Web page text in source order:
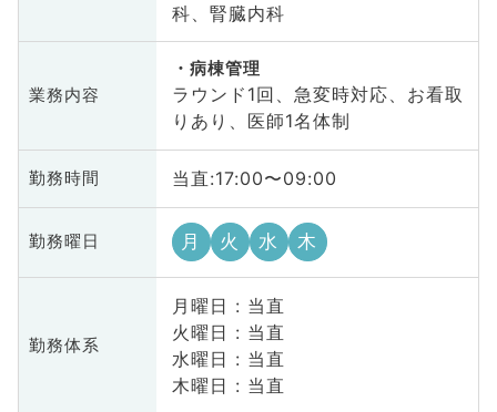
科、腎臓内科
業務内容
病棟管理
ラウンド1回、急変時対応、お看取
りあり、医師1名体制
勤務時間 当直:17:00〜09:00
勤務曜日 月 火 水 木
勤務体系
月曜日 : 当直
火曜日 : 当直
水曜日 : 当直
木曜日 : 当直